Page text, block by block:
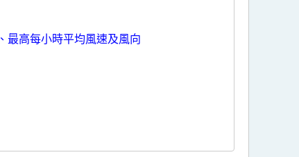
最高每小時平均風速及風向